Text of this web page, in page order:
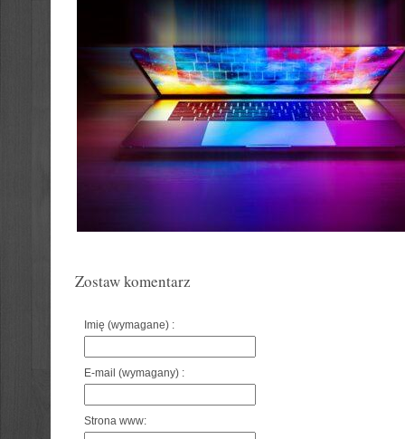
Zostaw komentarz
Imię (wymagane) :
E-mail (wymagany) :
Strona www: